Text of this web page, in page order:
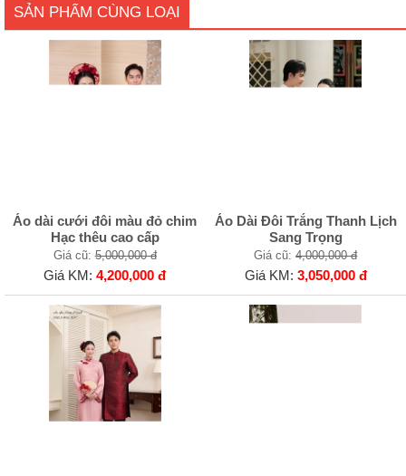
SẢN PHẨM CÙNG LOẠI
Áo dài cưới đôi màu đỏ chim
Hạc thêu cao cấp
Giá cũ:5,000,000 đ
Giá KM:4,200,000 đ
Áo Dài Đôi Trắng Thanh Lịch
Sang Trọng
Giá cũ:4,000,000 đ
Giá KM: 3,050,000 đ